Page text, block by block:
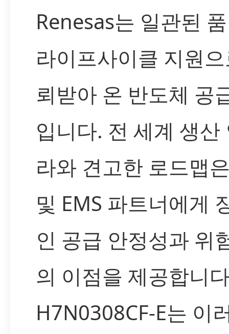
Renesas는 일관된
라이프사이클 지원
뢰받아 온 반도체 공
입니다. 전 세계 생산
라와 견고한 로드맵
및 EMS 파트너에게
인 공급 안정성과 위
의 이점을 제공합니
H7N0308CF-E는 이